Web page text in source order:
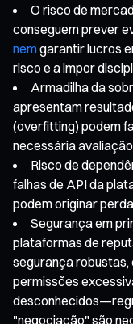
O risco de
conseguem prever
nemgarantir lucros
risco e a impor
Armadilha da
apresentam
(overfitting) podem
necessária
Risco de
falhas de API da
podem originar
Segurança em
plataformas de
segurança robustas,
permissões
"negociação" são